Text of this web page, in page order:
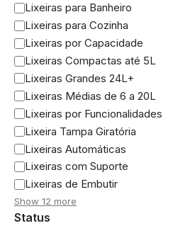
Lixeiras para Banheiro
Lixeiras para Cozinha
Lixeiras por Capacidade
Lixeiras Compactas até 5L
Lixeiras Grandes 24L+
Lixeiras Médias de 6 a 20L
Lixeiras por Funcionalidades
Lixeira Tampa Giratória
Lixeiras Automáticas
Lixeiras com Suporte
Lixeiras de Embutir
Show 12 more
Status